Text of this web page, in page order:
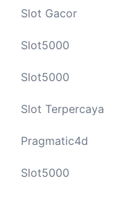
Slot Gacor
Slot5000
Slot5000
Slot Terpercaya
Pragmatic4d
Slot5000